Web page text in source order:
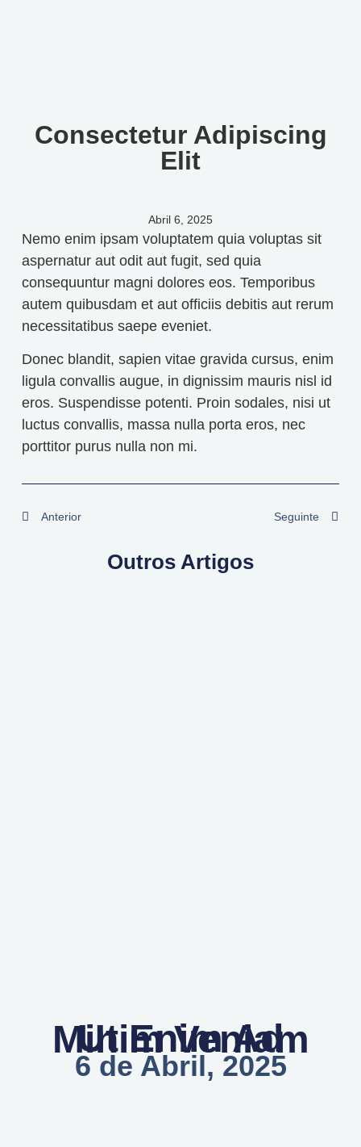
Consectetur Adipiscing
Elit
Abril 6, 2025
Nemo enim ipsam voluptatem quia voluptas sit
aspernatur aut odit aut fugit, sed quia
consequuntur magni dolores eos. Temporibus
autem quibusdam et aut officiis debitis aut rerum
necessitatibus saepe eveniet.
Donec blandit, sapien vitae gravida cursus, enim
ligula convallis augue, in dignissim mauris nisl id
eros. Suspendisse potenti. Proin sodales, nisi ut
luctus convallis, massa nulla porta eros, nec
porttitor purus nulla non mi.
Anterior Seguinte
Outros Artigos
Ut Enim Ad Minim Veniam
6 de Abril, 2025